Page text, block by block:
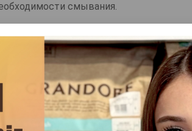
смывания.
живота собаки после каждой прогулки.
мягким полотенцем.